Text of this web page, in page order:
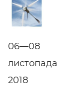
06—08
листопада
2018